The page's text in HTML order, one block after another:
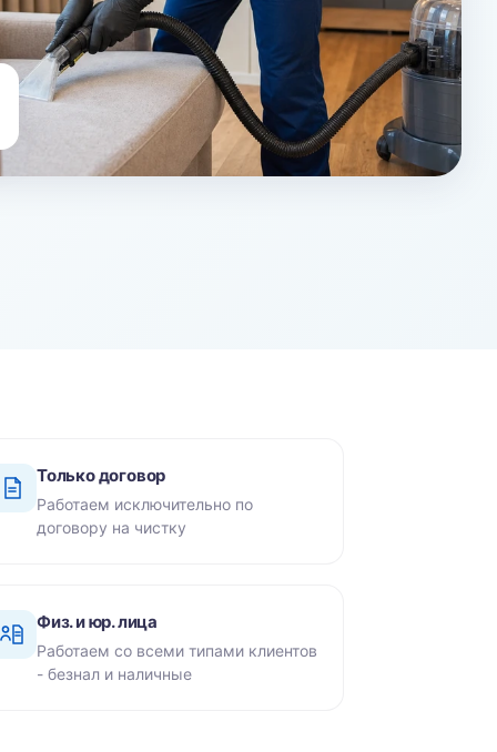
Только договор
Работаем исключительно по
договору на чистку
Физ. и юр. лица
Работаем со всеми типами клиентов
- безнал и наличные